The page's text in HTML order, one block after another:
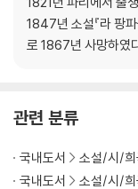
18. 흡혈귀의 변신
19. 성베드로의 부인
20. 애인들의 죽음
1847년 소설『라 팡
로 1867년 사망하였
관련 분류
국내도서 소설/시/희
국내도서
소설/시/희